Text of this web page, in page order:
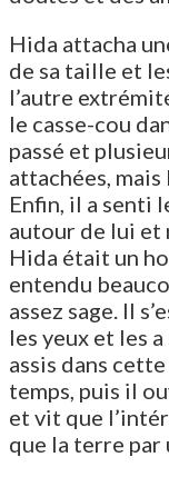
Hida attacha
de sa taille et
l’autre
le casse-cou
passé et
attachées,
Enfin, il a senti
autour de lui et
Hida était un
entendu
assez sage. Il
les yeux et les
assis dans
temps, puis il
et vit que
que la terre par